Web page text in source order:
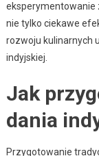
eksperymentowanie
nie tylko ciekawe
rozwoju kulinarnych
indyjskiej.
Jak
dania
Przygotowanie